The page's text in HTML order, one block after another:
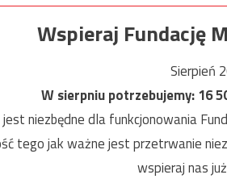
Wspieraj Fundację
Sierpień
W sierpniu potrzebujemy:16
niezbędne dla funkcjonowania
tego jak ważne jest przetrwanie
wspieraj nas